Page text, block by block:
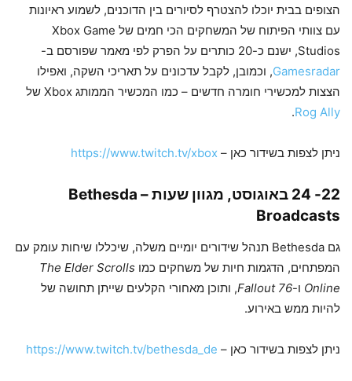
הצופים בבית יוכלו להצטרף לסיורים בין הדוכנים, לשמוע ראיונות
עם צוותי הפיתוח של המשחקים הכי חמים של Xbox Game
Studios, ישנם כ-20 כותרים על הפרק לפי מאמר שפורסם ב-
Gamesradar, וכמובן, לקבל עדכונים על תאריכי השקה, ואפילו
הצצות למכשירי חומרה חדשים – כמו המכשיר הממותג Xbox של
Rog Ally
.
ניתן לצפות בשידור כאן – https://www.twitch.tv/xbox
22- 24 באוגוסט, מגוון שעות –
Bethesda
Broadcasts
גם Bethesda תנהל שידורים יומיים משלה, שיכללו שיחות עומק עם
המפתחים, הדגמות חיות של משחקים כמו The Elder Scrolls
Online ו-Fallout 76, ותוכן מאחורי הקלעים שייתן תחושה של
להיות ממש באירוע.
ניתן לצפות בשידור כאן – https://www.twitch.tv/bethesda_de